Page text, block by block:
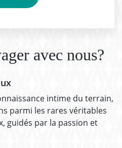
avec nous?
intime du terrain,
parmi les rares véritables
guidés par la passion et